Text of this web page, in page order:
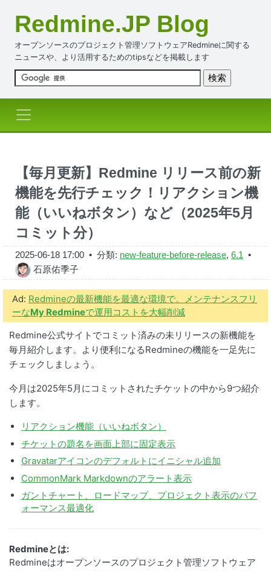
Redmine.JP Blog
オープンソースのプロジェクト管理ソフトウェアRedmineに関する
ニュースや、より活用するためのtipsなどを掲載します
【毎月更新】Redmine リリース前の新
機能を先行チェック！リアクション機
能（いいねボタン）など（2025年5月
コミット分）
2025-06-18 17:00 • 分類: new-feature-before-release, 6.1 •
石原佑季子
Ad: Redmineの最新機能を最適な環境で。メンテナンスフリ
ーなMy Redmineで運用コストを大幅削減
Redmine公式サイトでコミット済みの未リリースの新機能を
毎月紹介します。より便利になるRedmineの機能を一足先に
チェックしましょう。
今月は2025年5月にコミットされたチケットの中から9つ紹介
します。
リアクション機能（いいねボタン）
チケットの題名を画面上部に固定表示
Gravatarアイコンのデフォルトにイニシャル追加
CommonMark Markdownのアラート表示
ガントチャート、ロードマップ、プロジェクト表示のパフ
ォーマンス最適化
Redmineとは:
Redmineはオープンソースのプロジェクト管理ソフトウェア